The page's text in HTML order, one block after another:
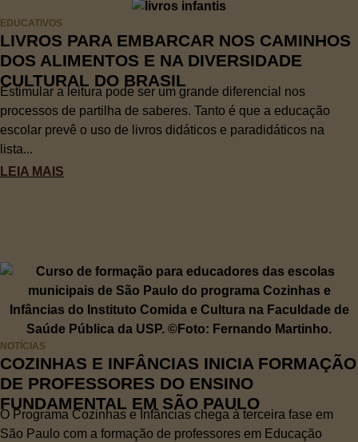
EDUCATIVOS
LIVROS PARA EMBARCAR NOS CAMINHOS
DOS ALIMENTOS E NA DIVERSIDADE
CULTURAL DO BRASIL
Estimular a leitura pode ser um grande diferencial nos
processos de partilha de saberes. Tanto é que a educação
escolar prevê o uso de livros didáticos e paradidáticos na
lista...
LEIA MAIS
NOTÍCIAS
COZINHAS E INFÂNCIAS INICIA FORMAÇÃO
DE PROFESSORES DO ENSINO
FUNDAMENTAL EM SÃO PAULO
O Programa Cozinhas e Infâncias chega à terceira fase em
São Paulo com a formação de professores em Educação